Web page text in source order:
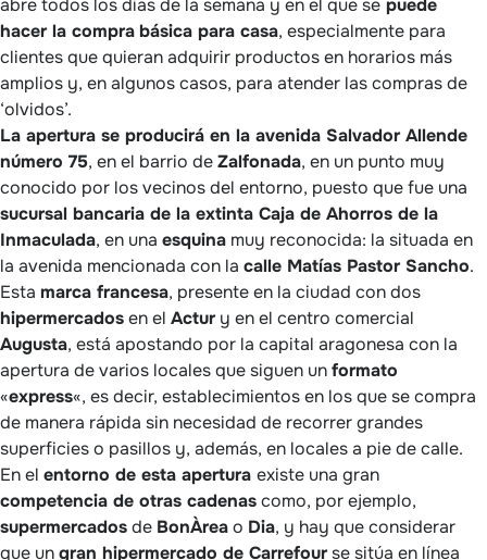
abre todos los días de la semana y en el que se puede
hacer la comprabásica para casa, especialmente para
clientes que quieran adquirir productos en horarios más
amplios y, en algunos casos, para atender las compras de
‘olvidos’.
La apertura se producirá en la avenida Salvador Allende
número 75, en el barrio deZalfonada, en un punto muy
conocido por los vecinos del entorno, puesto que fue una
sucursal bancaria de la extinta Caja de Ahorros de la
Inmaculada, en una esquina muy reconocida: la situada en
la avenida mencionada con la calle Matías Pastor Sancho.
Esta marca francesa, presente en la ciudad con dos
hipermercadosen el Actury en el centro comercial
Augusta, está apostando por la capital aragonesa con la
apertura de varios locales que siguen unformato
«express«, es decir, establecimientos en los que se compra
de manera rápida sin necesidad de recorrer grandes
superficies o pasillos y, además, en locales a pie de calle.
En el entorno de esta apertura existe una gran
competencia de otras cadenascomo, por ejemplo,
supermercadosde BonÀreao Dia, y hay que considerar
que ungran hipermercado de Carrefourse sitúa en línea